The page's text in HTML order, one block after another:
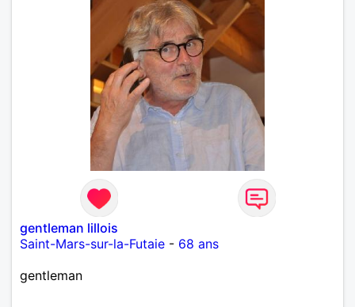
gentleman lillois
Saint-Mars-sur-la-Futaie - 68 ans
gentleman